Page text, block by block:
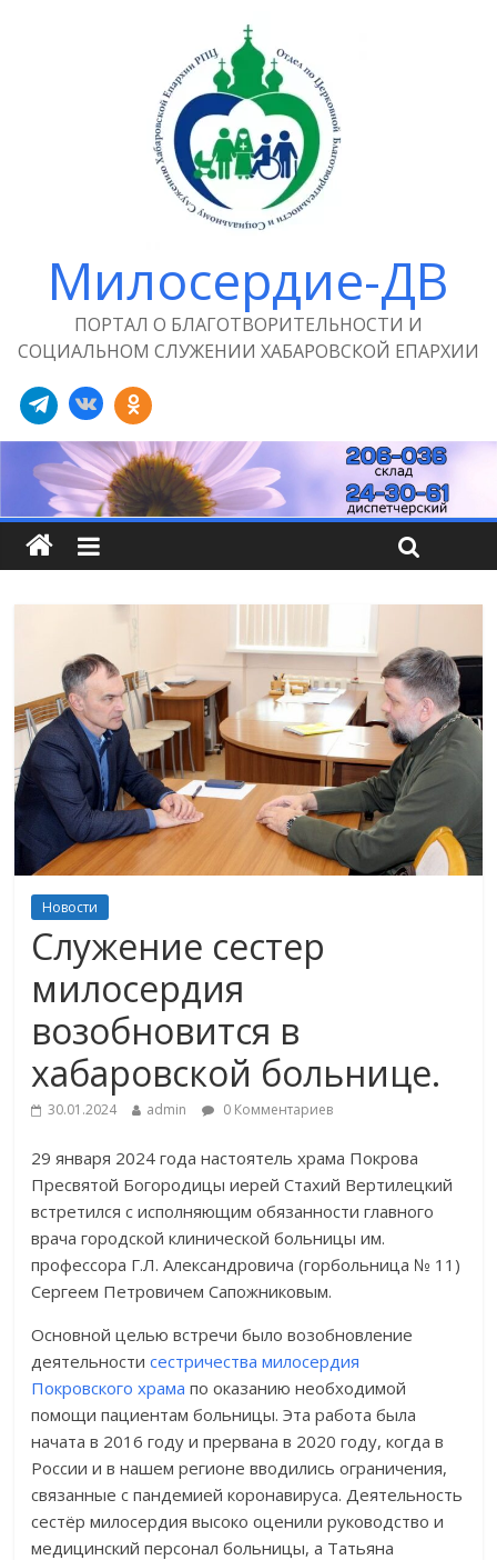
Милосердие-ДВ
ПОРТАЛ О БЛАГОТВОРИТЕЛЬНОСТИ И
СОЦИАЛЬНОМ СЛУЖЕНИИ ХАБАРОВСКОЙ ЕПАРХИИ
Новости
Служение сестер
милосердия
возобновится в
хабаровской больнице.
30.01.2024 admin 0 Комментариев
29 января 2024 года настоятель храма Покрова
Пресвятой Богородицы иерей Стахий Вертилецкий
встретился с исполняющим обязанности главного
врача городской клинической больницы им.
профессора Г.Л. Александровича (горбольница № 11)
Сергеем Петровичем Сапожниковым.
Основной целью встречи было возобновление
деятельностисестричества милосердия
Покровского храма по оказанию необходимой
помощи пациентам больницы. Эта работа была
начата в 2016 году и прервана в 2020 году, когда в
России и в нашем регионе вводились ограничения,
связанные с пандемией коронавируса. Деятельность
сестёр милосердия высоко оценили руководство и
медицинский персонал больницы, а Татьяна